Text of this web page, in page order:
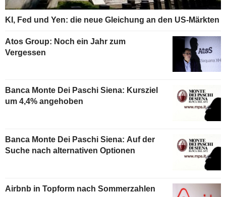
KI, Fed und Yen: die neue Gleichung an den US-Märkten
Atos Group: Noch ein Jahr zum
Vergessen
Banca Monte Dei Paschi Siena: Kursziel
um 4,4% angehoben
Banca Monte Dei Paschi Siena: Auf der
Suche nach alternativen Optionen
Airbnb in Topform nach Sommerzahlen